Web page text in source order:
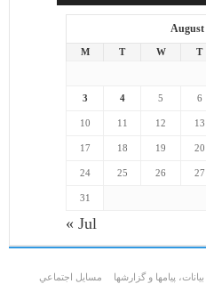
August
M T W T
3 4 5 6
10 11 12 13
17 18 19 20
24 25 26 27
31
« Jul
بیانات، پیامها و گزارشها مسايل اجتماعي